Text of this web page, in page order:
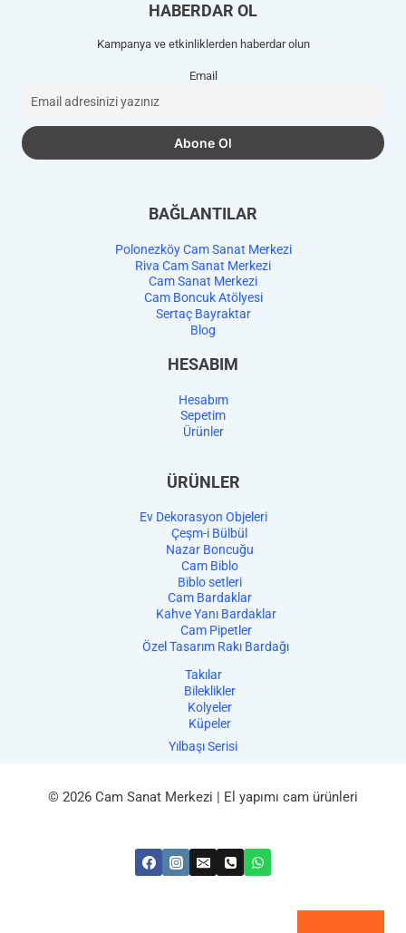
HABERDAR OL
Kampanya ve etkinliklerden haberdar olun
Email
BAĞLANTILAR
Polonezköy Cam Sanat Merkezi
Riva Cam Sanat Merkezi
Cam Sanat Merkezi
Cam Boncuk Atölyesi
Sertaç Bayraktar
Blog
HESABIM
Hesabım
Sepetim
Ürünler
ÜRÜNLER
Ev Dekorasyon Objeleri
Çeşm-i Bülbül
Nazar Boncuğu
Cam Biblo
Biblo setleri
Cam Bardaklar
Kahve Yanı Bardaklar
Cam Pipetler
Özel Tasarım Rakı Bardağı
Takılar
Bileklikler
Kolyeler
Küpeler
Yılbaşı Serisi
© 2026 Cam Sanat Merkezi | El yapımı cam ürünleri